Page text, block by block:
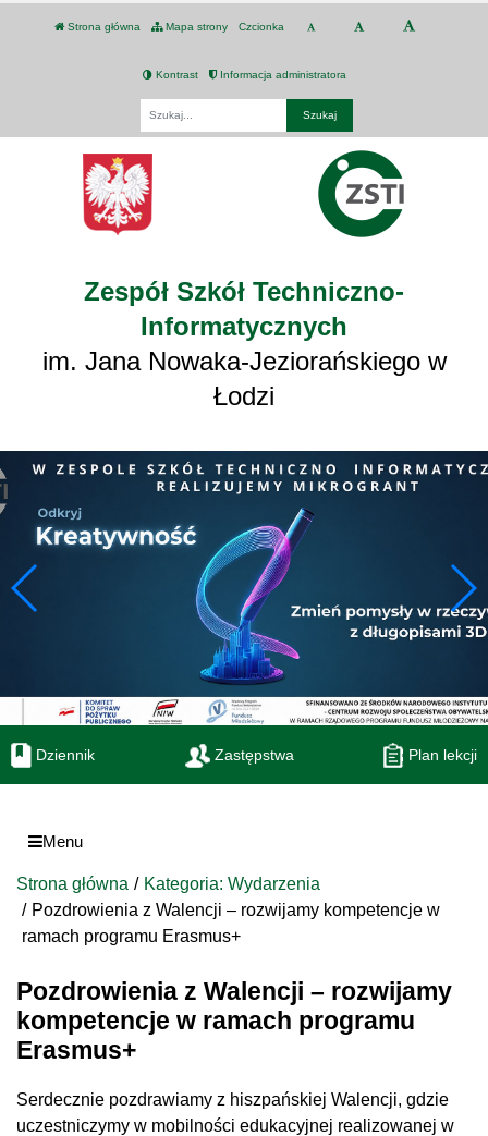
Strona główna Mapa strony Czcionka
Kontrast Informacja administratora
Zespół Szkół Techniczno-
Informatycznych
im. Jana Nowaka-Jeziorańskiego w
Łodzi
Dziennik Zastępstwa Plan lekcji
Menu
Strona główna
Kategoria: Wydarzenia
Pozdrowienia z Walencji – rozwijamy kompetencje w
ramach programu Erasmus+
Pozdrowienia z Walencji – rozwijamy
kompetencje w ramach programu
Erasmus+
Serdecznie pozdrawiamy z hiszpańskiej Walencji, gdzie
uczestniczymy w mobilności edukacyjnej realizowanej w